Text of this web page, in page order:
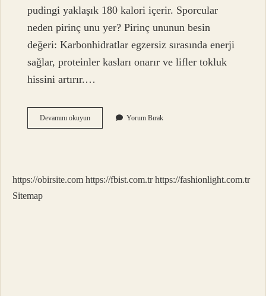
pudingi yaklaşık 180 kalori içerir. Sporcular
neden pirinç unu yer? Pirinç ununun besin
değeri: Karbonhidratlar egzersiz sırasında enerji
sağlar, proteinler kasları onarır ve lifler tokluk
hissini artırır.…
Devamını okuyun1
Ölçek
Yorum Bırak
https://obirsite.com https://fbist.com.tr https://fashionlight.com.tr
Sitemap